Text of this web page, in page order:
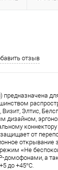
отзыв
предназначена
Элтис,
дизайном,
от
открывание
«Не
домофонами, а
до +45°C.